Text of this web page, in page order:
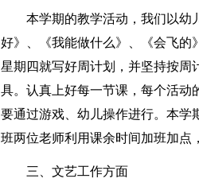
本学期的教学活动，我们以幼
好》、《我能做什么》、《会飞的
星期四就写好周计划，并坚持按周
具。认真上好每一节课，每个活动
要通过游戏、幼儿操作进行。本学
班两位老师利用课余时间加班加点
三、文艺工作方面